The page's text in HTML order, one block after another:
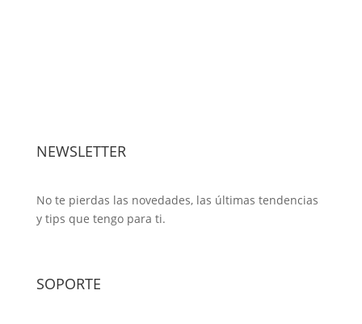
NEWSLETTER
No te pierdas las novedades, las últimas tendencias
y tips que tengo para ti.
SOPORTE